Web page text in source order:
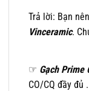
Trả lời: Bạn
Vinceramic.
☞ Gạch Prime
CO/CQ đầy đủ .